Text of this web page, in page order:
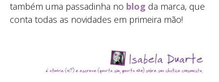
também uma passadinha no blog da marca, que
conta todas as novidades em primeira mão!